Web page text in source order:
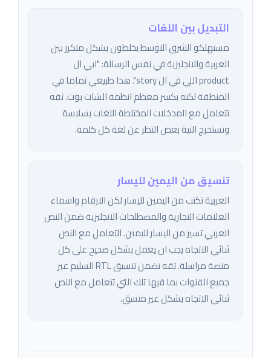
التبديل بين اللغات
مستهلكو الشرق الاوسط يخلطون بشكل متكرر بين
العربية والانجليزية في نفس الرسالة: "ابي ال
product اللي في ال story". هذا طبيعي تماما في
المنطقة لكنه يكسر معظم انظمة الشات بوت. ثقه
تتعامل مع المدخلات المختلطة اللغات بسلاسة
وتستخرج النية بغض النظر عن لغة كل كلمة.
تنسيق من اليمين لليسار
العربية تكتب من اليمين لليسار لكن الارقام واسماء
العلامات التجارية والمصطلحات الانجليزية ضمن النص
العربي تسير من اليسار لليمين. التعامل مع النص
ثنائي الاتجاه يجب ان يعمل بشكل صحيح على كل
منصة مراسلة. ثقه تضمن تنسيق RTL السليم عبر
جميع القنوات بما فيها تلك التي تتعامل مع النص
ثنائي الاتجاه بشكل غير متسق.